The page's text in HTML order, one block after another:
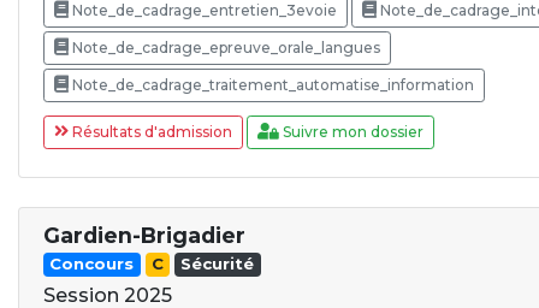
Note_de_cadrage_entretien_3evoie
Note_de_cadrage_epreuve_orale_langues
Note_de_cadrage_traitement_automatise_information
Résultats d'admission Suivre mon dossier
Gardien-Brigadier
Concours C Sécurité
Session 2025